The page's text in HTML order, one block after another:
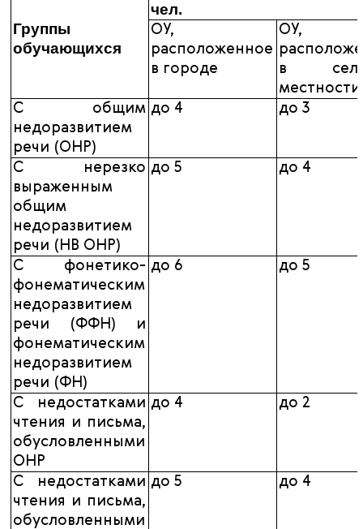
Группы
обучающихся
чел.
ОУ,
расположенное
в городе
ОУ,
в
местности
С общим
недоразвитием
речи (ОНР)
до 4 до 3
С нерезко
выраженным
общим
недоразвитием
речи (НВ ОНР)
до 5 до 4
С фонетико-
фонематическим
недоразвитием
речи (ФФН) и
фонематическим
недоразвитием
речи (ФН)
до 6 до 5
С недостатками
чтения и письма,
обусловленными
ОНР
до 4 до 2
С недостатками
чтения и письма,
обусловленными
до 5 до 4